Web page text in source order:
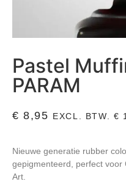
Pastel
PARAM
€ 8,95 EXCL. BTW. €
Nieuwe generatie rubber
gepigmenteerd, perfect voor
Art.